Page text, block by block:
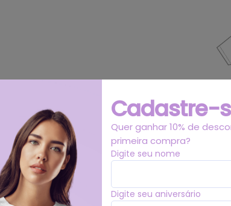
Cadastre-
Quer ganhar 10% de
primeira compra?
Digite seu nome
Digite seu aniversário